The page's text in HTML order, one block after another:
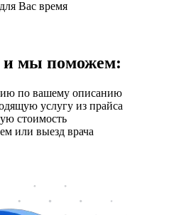
Вас время
мы поможем:
по вашему описанию
услугу из прайса
стоимость
или выезд врача